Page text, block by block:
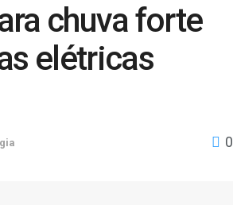
chuva forte
elétricas
0